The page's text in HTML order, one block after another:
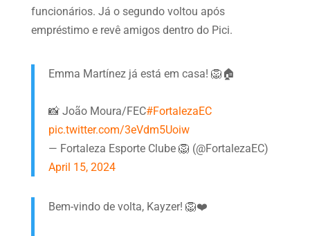
funcionários. Já o segundo voltou após
empréstimo e revê amigos dentro do Pici.
Emma Martínez já está em casa! 🦁🏠
📸 João Moura/FEC#FortalezaEC
pic.twitter.com/3eVdm5Uoiw
— Fortaleza Esporte Clube 🦁 (@FortalezaEC)
April 15, 2024
Bem-vindo de volta, Kayzer! 🦁❤️